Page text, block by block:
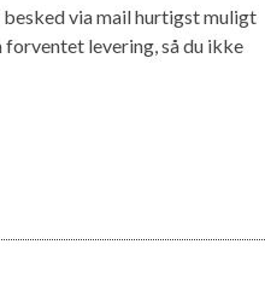
via mail hurtigst muligt
forventet levering, så du ikke